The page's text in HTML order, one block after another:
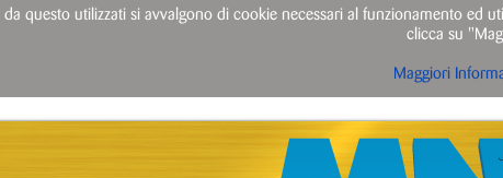
questo utilizzati si avvalgono di cookie necessari al funzionamento
clicca su
Maggiori